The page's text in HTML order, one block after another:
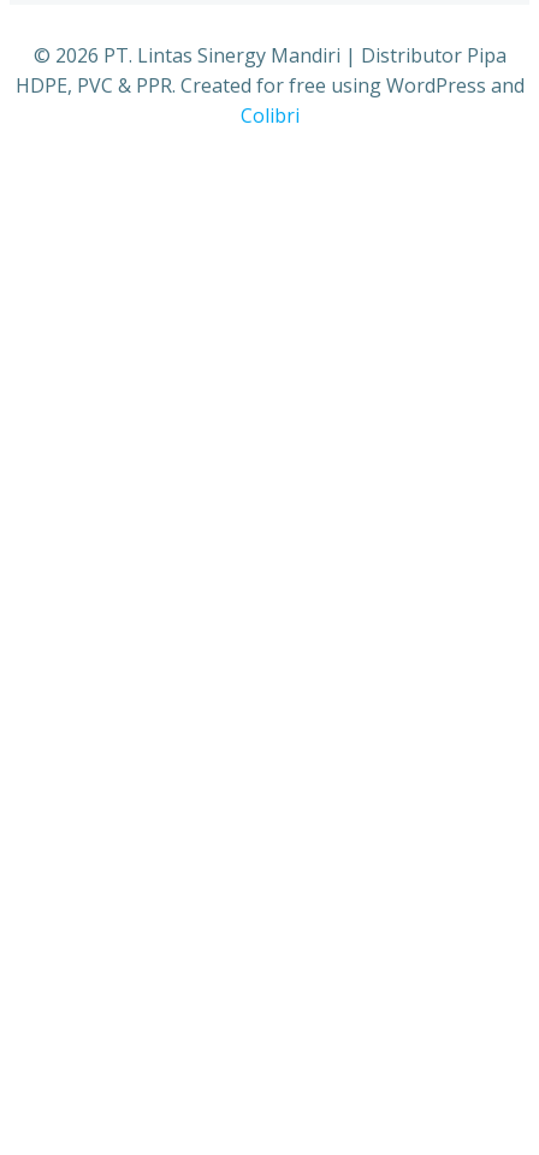
© 2026 PT. Lintas Sinergy Mandiri | Distributor Pipa
HDPE, PVC & PPR. Created for free using WordPress and
Colibri